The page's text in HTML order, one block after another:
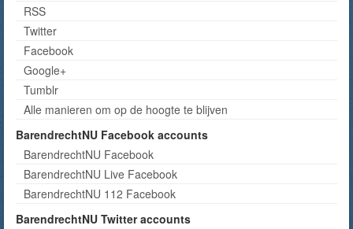
RSS
Twitter
Facebook
Google+
Tumblr
Alle manieren om op de hoogte te blijven
BarendrechtNU Facebook accounts
BarendrechtNU Facebook
BarendrechtNU Live Facebook
BarendrechtNU 112 Facebook
BarendrechtNU Twitter accounts